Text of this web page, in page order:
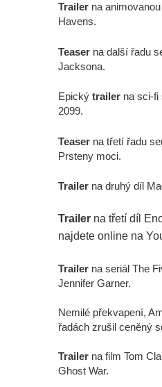
Trailer na
Havens.
Teaser na další řadu
Jacksona.
Epický trailer na sci-fi
2099.
Teaser na třetí řadu
Prsteny moci.
Trailer na druhý díl
Trailer na třetí díl
najdete online na
Trailer na seriál The
Jennifer Garner.
Nemilé překvapení,
řadách zrušil ceněný
Trailer na film Tom
Ghost War.